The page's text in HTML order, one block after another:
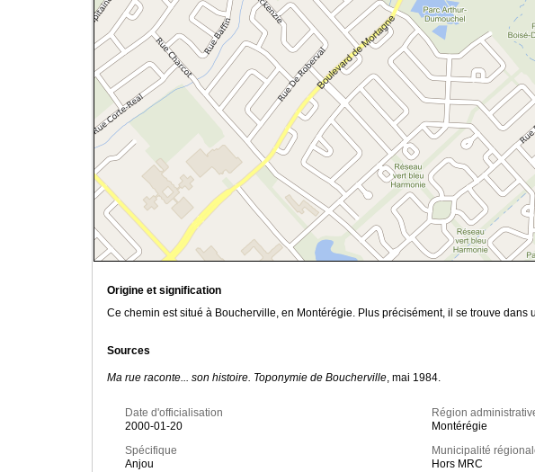
Origine et signification
Ce chemin est situé à Boucherville, en Montérégie. Plus précisément, il se trouve
Sources
Ma rue raconte... son histoire. Toponymie de Boucherville, mai 1984.
Date d'officialisation
2000-01-20
Spécifique
Anjou
Région
Montérégie
Municipalité
Hors MRC